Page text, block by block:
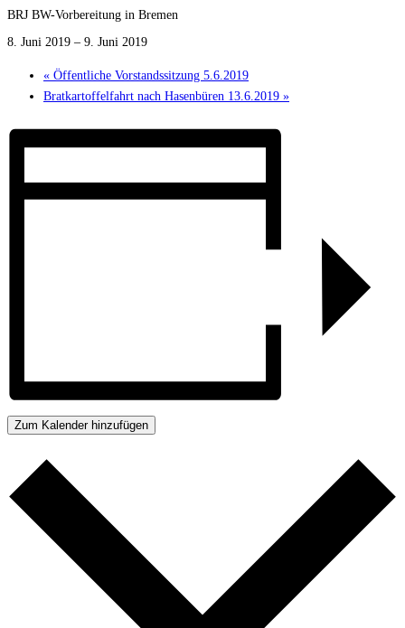
BRJ BW-Vorbereitung in Bremen
8. Juni 2019 – 9. Juni 2019
« Öffentliche Vorstandssitzung 5.6.2019
Bratkartoffelfahrt nach Hasenbüren 13.6.2019 »
Zum Kalender hinzufügen